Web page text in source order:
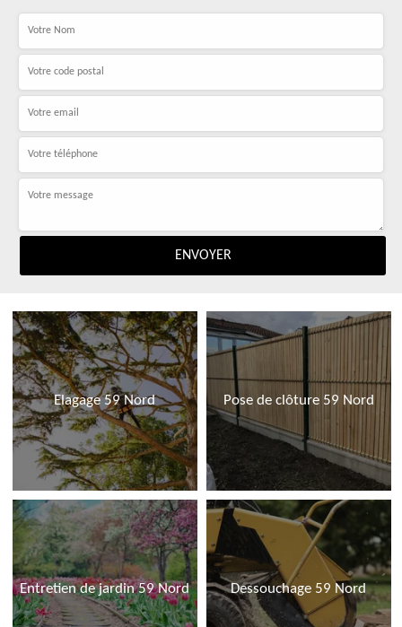
Elagage 59 Nord Pose de clôture 59 Nord
Entretien de jardin 59 Nord Dessouchage 59 Nord